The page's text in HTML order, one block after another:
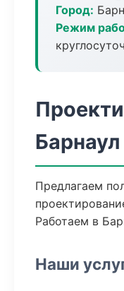
Город:
Режим
Барнаул
Предлагаем
Работаем в
Наши